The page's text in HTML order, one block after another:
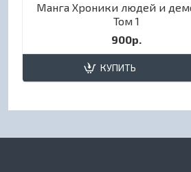
Манга Хроники людей и
Том 1
900р.
КУПИТЬ